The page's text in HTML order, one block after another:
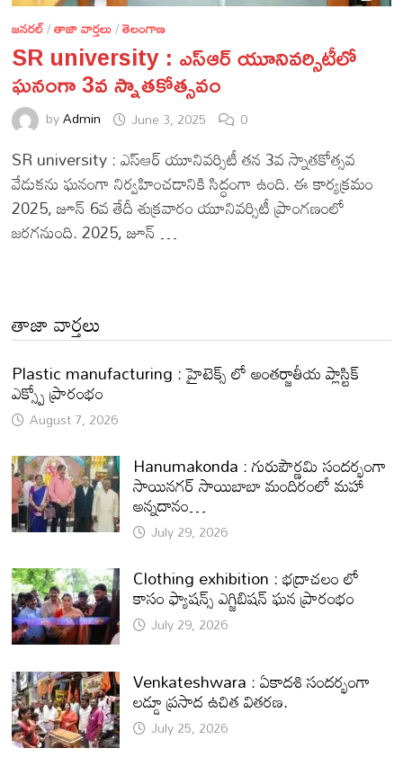
జనరల్/తాజా వార్తలు/తెలంగాణ
SR university : ఎస్‌ఆర్ యూనివర్సిటీలో
ఘనంగా 3వ స్నాతకోత్సవం
byAdmin June 3, 2025 0
SR university : ఎస్‌ఆర్ యూనివర్సిటీ తన 3వ స్నాతకోత్సవ
వేడుకను ఘనంగా నిర్వహించడానికి సిద్ధంగా ఉంది. ఈ కార్యక్రమం
2025, జూన్ 6వ తేదీ శుక్రవారం యూనివర్సిటీ ప్రాంగణంలో
జరగనుంది. 2025, జూన్ …
తాజా వార్తలు
Plastic manufacturing : హైటెక్స్ లో అంతర్జాతీయ ప్లాస్టిక్
ఎక్స్పో ప్రారంభం
August 7, 2026
Hanumakonda : గురుపౌర్ణమి సందర్భంగా
సాయినగర్‌ సాయిబాబా మందిరంలో మహా
అన్నదానం…
July 29, 2026
Clothing exhibition : భద్రాచలం లో
కాసం ఫ్యాషన్స్ ఎగ్జిబిషన్ ఘన ప్రారంభం
July 29, 2026
Venkateshwara : ఏకాదశి సందర్భంగా
లడ్డూ ప్రసాద ఉచిత వితరణ.
July 25, 2026